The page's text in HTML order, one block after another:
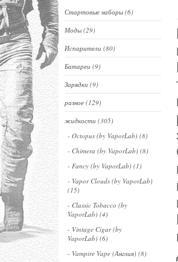
Стартовые наборы (6)
Моды (29)
Испарители (80)
Батареи (9)
Зарядки (9)
разное (129)
жидкости (305)
- Octopus (by VaporLab) (8)
- Chimera (by VaporLab) (8)
- Fancy (by VaporLab) (1)
- Vapor Clouds (by VaporLab)
(15)
- Classic Tobacco (by
VaporLab) (4)
- Vintage Cigar (by
VaporLab) (6)
- Vampire Vape (Англия) (8)